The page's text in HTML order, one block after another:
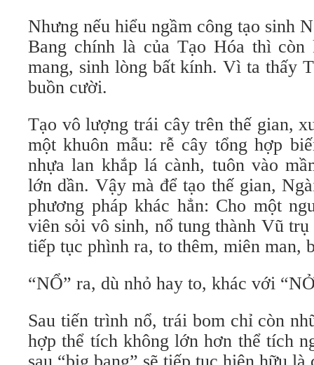
Nhưng nếu hiểu ngầm công tạo sinh
Bang chính là của Tạo Hóa thì còn
mang, sinh lòng bất kính. Vì ta thấy
buồn cười.
Tạo vô lượng trái cây trên thế gian,
một khuôn mẫu: rễ cây tổng hợp
nhựa lan khắp lá cành, tuôn vào
lớn dần. Vậy mà để tạo thế gian,
phương pháp khác hẳn: Cho một
viên sỏi vô sinh, nổ tung thành Vũ
tiếp tục phình ra, to thêm, miên man,
“NỔ” ra, dù nhỏ hay to, khác với
Sau tiến trình nổ, trái bom chỉ còn
hợp thể tích không lớn hơn thể tích